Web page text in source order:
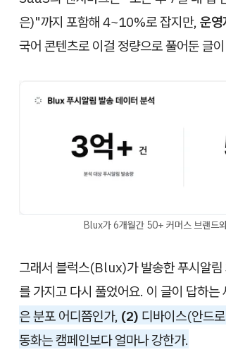
은)"까지 포함해 4~10%로 잡지만, 운영
국어 콘텐츠로 이걸 정량으로 풀어둔 글
Blux가 6개월간 50+ 커머스 브랜드
그래서 블럭스(Blux)가 발송한 푸시알림
를 가지고 다시 풀었어요. 이 글이 답하는
은 분포 어디쯤인가, (2) 디바이스(안드
동화는 캠페인보다 얼마나 강한가.